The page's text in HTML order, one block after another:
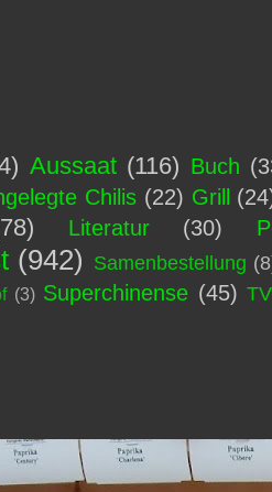
Aussaat (116) Buch
Chilis (22) Grill
Literatur (30)
(942) Samenbestellung
(3) Superchinense (45) TV